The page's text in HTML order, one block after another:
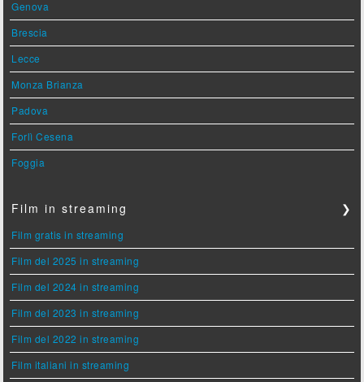
Genova
Brescia
Lecce
Monza Brianza
Padova
Forlì Cesena
Foggia
Film in streaming ❯
Film gratis in streaming
Film del 2025 in streaming
Film del 2024 in streaming
Film del 2023 in streaming
Film del 2022 in streaming
Film italiani in streaming